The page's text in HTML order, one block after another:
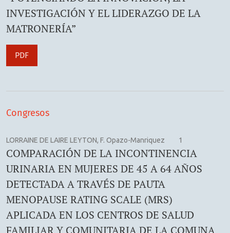
INVESTIGACIÓN Y EL LIDERAZGO DE LA
MATRONERÍA”
PDF
Congresos
LORRAINE DE LAIRE LEYTON, F. Opazo-Manriquez 1
COMPARACIÓN DE LA INCONTINENCIA
URINARIA EN MUJERES DE 45 A 64 AÑOS
DETECTADA A TRAVÉS DE PAUTA
MENOPAUSE RATING SCALE (MRS)
APLICADA EN LOS CENTROS DE SALUD
FAMILIAR Y COMUNITARIA DE LA COMUNA